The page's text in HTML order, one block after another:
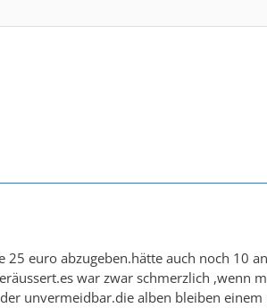
euro abzugeben.hätte auch noch 10
war zwar schmerzlich ,wenn
unvermeidbar.die alben bleiben einem